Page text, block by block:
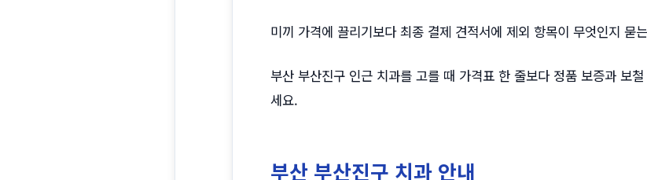
미끼 가격에 끌리기보다 최종 결제 견적서에 제외 항목이 무엇인지 묻
부산 부산진구 인근 치과를 고를 때 가격표 한 줄보다 정품 보증과 보
세요.
부산 부산진구 치과 안내